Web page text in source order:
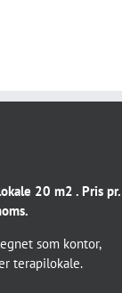
20 m2 . Pris
som kontor,
terapilokale.